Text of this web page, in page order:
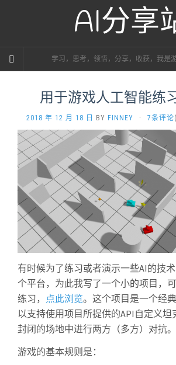
AI分享
学习，思考，领悟，分享，收获，我是
用于游戏人工智能练
2018 年 12 月 18 日 BY FINNEY · 7条评论
有时候为了练习或者演示一些AI的技
个平台，为此我写了一个小的项目，
练习， 点此浏览。这个项目是一个经
以支持使用项目所提供的API自定义坦
封闭的场地中进行两方（多方）对抗。
游戏的基本规则是：